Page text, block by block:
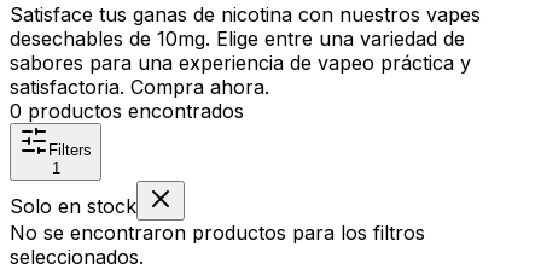
Satisface tus ganas de nicotina con nuestros vapes
desechables de 10mg. Elige entre una variedad de
sabores para una experiencia de vapeo práctica y
satisfactoria. Compra ahora.
0 productos encontrados
Filters
1
Solo en stock
No se encontraron productos para los filtros
seleccionados.